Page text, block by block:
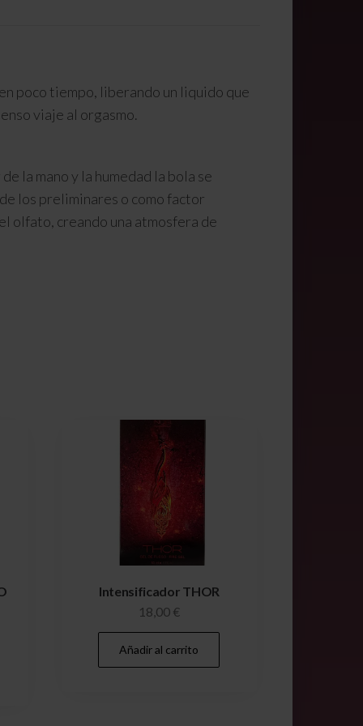
poco tiempo, liberando un liquido que
viaje al orgasmo.
la mano y la humedad la bola se
los preliminares o como factor
olfato, creando una atmosfera de
Intensificador THOR
18,00 €
Añadir al carrito